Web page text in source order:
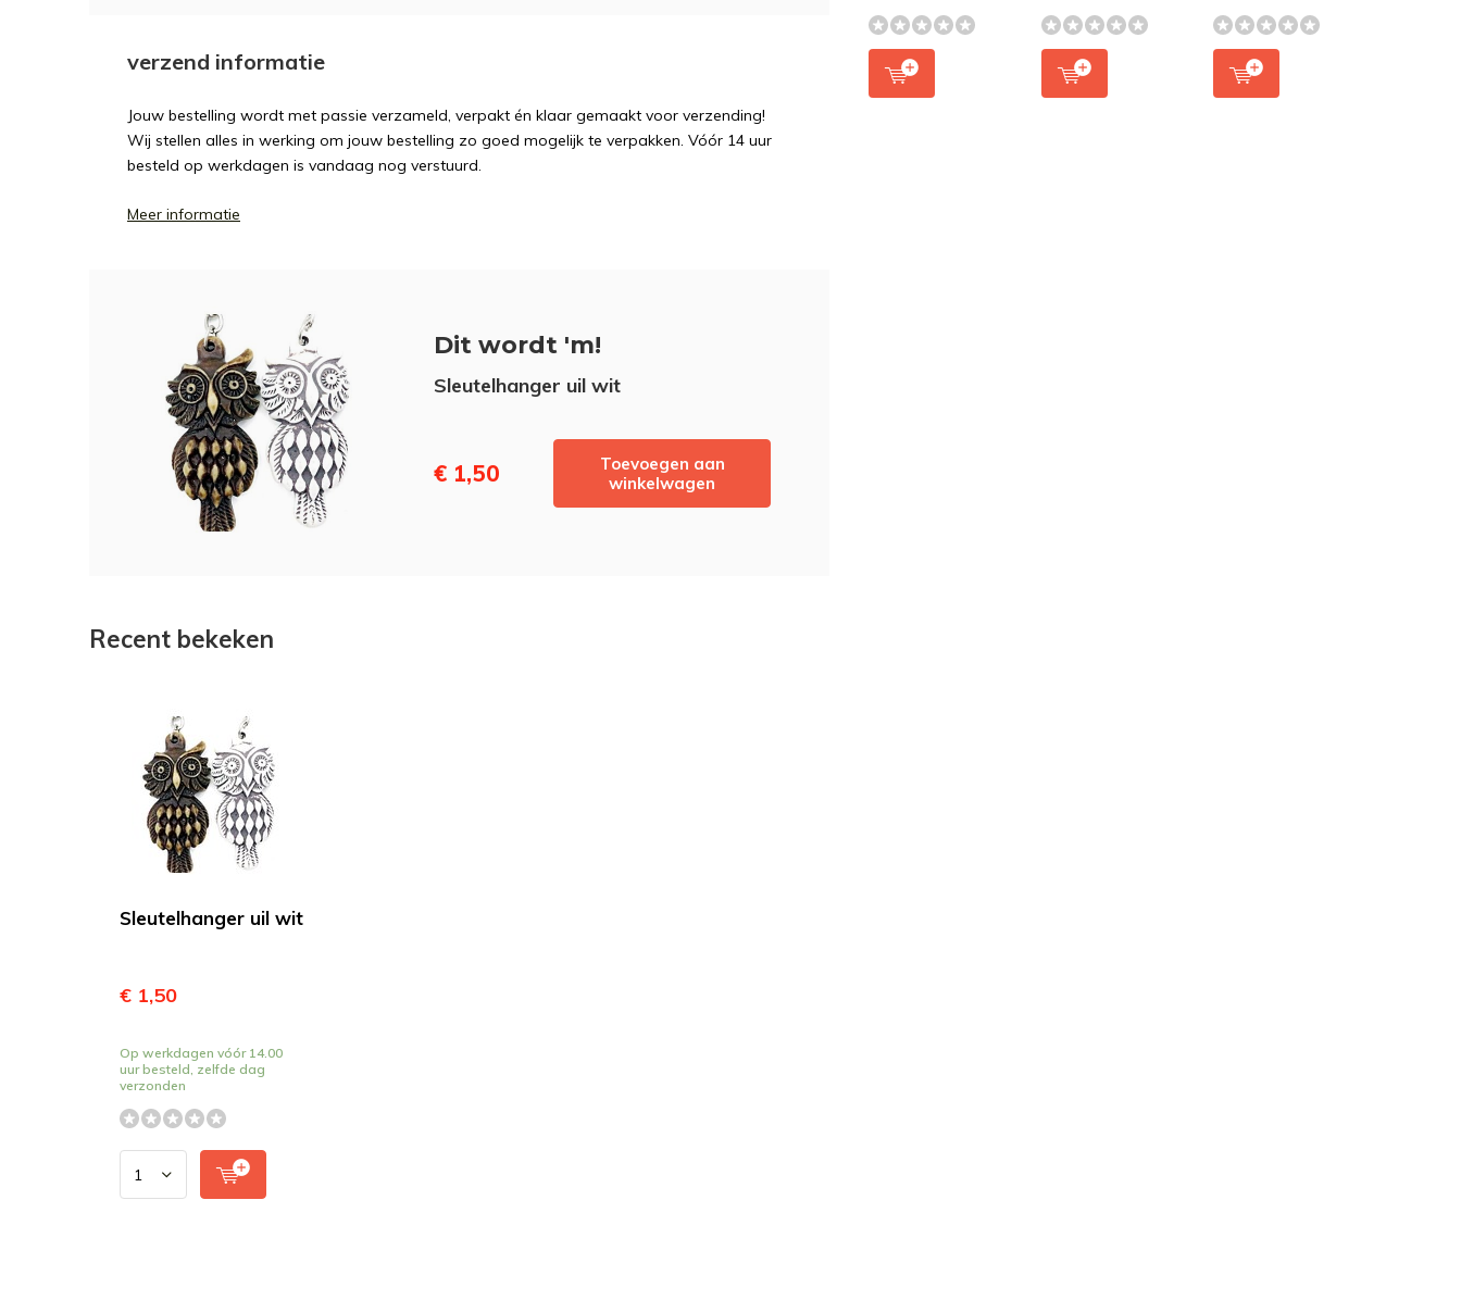
verzend informatie
Jouw bestelling wordt met passie verzameld, verpakt én klaar gemaakt voor verzending!
Wij stellen alles in werking om jouw bestelling zo goed mogelijk te verpakken. Vóór 14 uur
besteld op werkdagen is vandaag nog verstuurd.
Meer informatie
Dit wordt 'm!
Sleutelhanger uil wit
€ 1,50
Toevoegen aan
winkelwagen
Recent bekeken
Sleutelhanger uil wit
€ 1,50
Op werkdagen vóór 14.00
uur besteld, zelfde dag
verzonden